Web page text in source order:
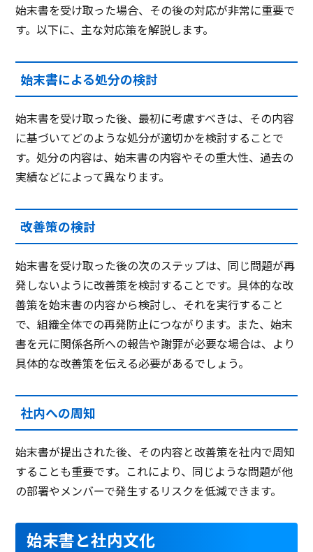
始末書を受け取った場合、その後の対応が非常に重要で
す。以下に、主な対応策を解説します。
始末書による処分の検討
始末書を受け取った後、最初に考慮すべきは、その内容
に基づいてどのような処分が適切かを検討することで
す。処分の内容は、始末書の内容やその重大性、過去の
実績などによって異なります。
改善策の検討
始末書を受け取った後の次のステップは、同じ問題が再
発しないように改善策を検討することです。具体的な改
善策を始末書の内容から検討し、それを実行すること
で、組織全体での再発防止につながります。また、始末
書を元に関係各所への報告や謝罪が必要な場合は、より
具体的な改善策を伝える必要があるでしょう。
社内への周知
始末書が提出された後、その内容と改善策を社内で周知
することも重要です。これにより、同じような問題が他
の部署やメンバーで発生するリスクを低減できます。
始末書と社内文化